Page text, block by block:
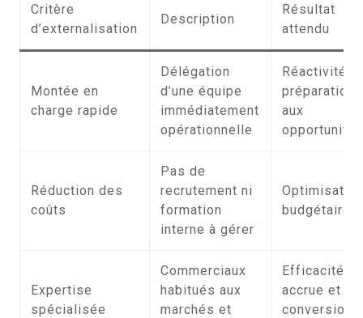
Critère
d’externalisation
Description
Résultat
attendu
Montée en
charge rapide
Délégation
d’une équipe
immédiatement
opérationnelle
Réactivité
préparation
aux
Réduction des
coûts
Pas de
recrutement ni
formation
interne à gérer
budgétaire
Expertise
spécialisée
Commerciaux
habitués aux
marchés et
Efficacité
accrue et
conversion